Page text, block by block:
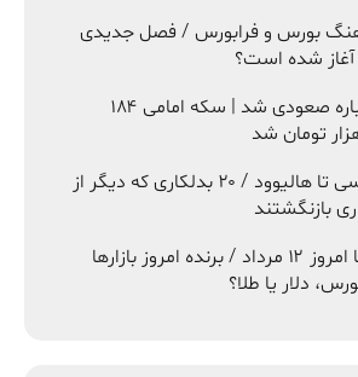
بورس و فرابورس / فصل جدیدی
آغاز شده است؟
بازار طلا دوباره صعودی شد | سکه امامی ۱۸۴
از ارشا اقدسی تا هالیوود / ۲۰ بدلکاری که دیگر از
بازنگشتند
نبض بازارها امروز ۱۲ مرداد / برنده امروز بازارها
دلار یا طلا؟